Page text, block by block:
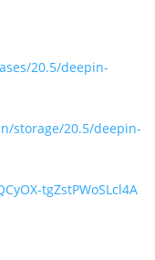
20.5/deepin-
storage/20.5/deepin-
tgZstPWoSLcl4A